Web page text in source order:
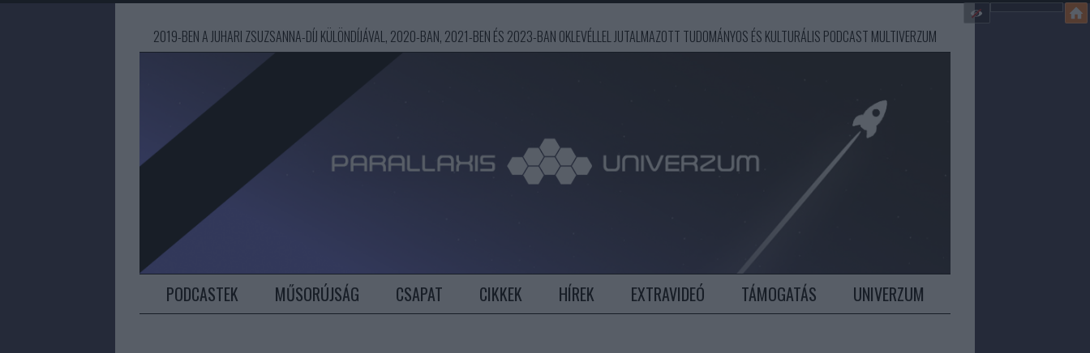
2019-BEN A JUHARI ZSUZSANNA-DÍJ KÜLÖNDÍJÁVAL, 2020-BAN, 2021-BEN ÉS 2023-BAN OKLEVÉLLEL JUTALMAZOTT TUDOMÁNYOS ÉS KULTURÁLIS PODCAST MULTIVERZUM
PODCASTEK MŰSORÚJSÁG CSAPAT CIKKEK HÍREK EXTRAVIDEÓ TÁMOGATÁS UNIVERZUM